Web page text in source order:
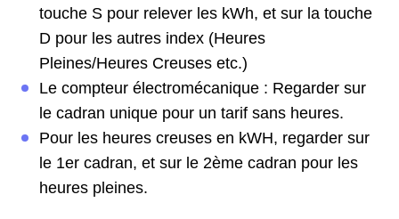
touche S pour relever les kWh, et sur la touche
D pour les autres index (Heures
Pleines/Heures Creuses etc.)
Le compteur électromécanique : Regarder sur
le cadran unique pour un tarif sans heures.
Pour les heures creuses en kWH, regarder sur
le 1er cadran, et sur le 2ème cadran pour les
heures pleines.